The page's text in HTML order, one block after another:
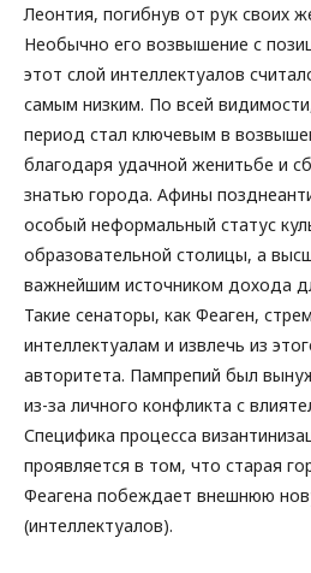
Леонтия, погибнув от рук своих
Необычно его возвышение с
этот слой интеллектуалов
самым низким. По всей
период стал ключевым в
благодаря удачной женитьбе и
знатью города. Афины
особый неформальный статус
образовательной столицы, а
важнейшим источником дохода
Такие сенаторы, как Феаген,
интеллектуалам и извлечь из
авторитета. Пампрепий был
из-за личного конфликта с
Специфика процесса
проявляется в том, что старая
Феагена побеждает внешнюю
(интеллектуалов).